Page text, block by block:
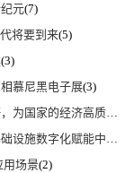
元(7)
将要到来(5)
(3)
慕尼黑电子展(3)
电气集团党委书记、董事长吴磊来访
施数字化赋能中心
用场景(2)